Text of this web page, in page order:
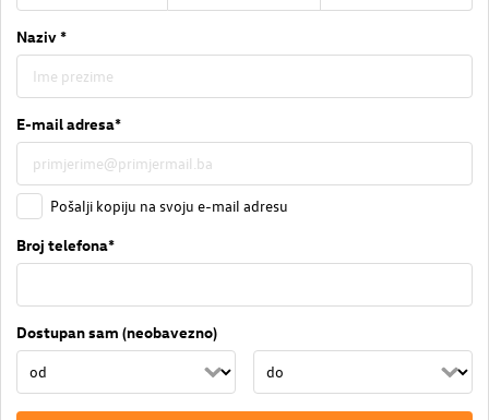
Naziv *
E-mail adresa*
Pošalji kopiju na svoju e-mail adresu
Broj telefona*
Dostupan sam (neobavezno)